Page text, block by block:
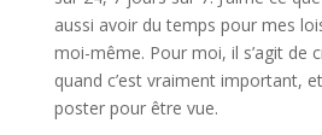
aussi avoir du temps pour mes
moi-même. Pour moi, il s’agit de
quand c’est vraiment important,
poster pour être vue.